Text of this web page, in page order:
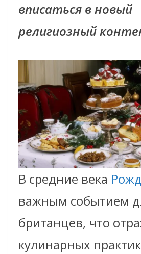
вписаться в новый
религиозный
В средние века
важным событием
британцев, что
кулинарных